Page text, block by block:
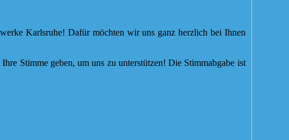
Karlsruhe! Dafür möchten wir uns ganz herzlich bei Ihnen
Stimme geben, um uns zu unterstützen! Die Stimmabgabe ist